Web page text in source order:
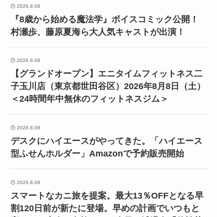
2026.8.08
『8歳から始める魔法学』ボイスコミック公開！
村瀬歩、藤原夏海ら大人気キャストが出演！
2026.8.08
【グランドオープン】エニタイムフィットネス二
子玉川店（東京都世田谷区）2026年8月8日（土）
＜24時間年中無休のフィットネスジム＞
2026.8.08
デスクにハイエースがやってきた。「ハイエース
型ふせんホルダー」Amazonで予約販売開始
2026.8.08
スマートなカニ旅を提案。最大13％OFFとなる早
割120日前が新たに登場。早めの計画でいつもと